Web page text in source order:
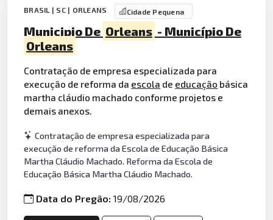
BRASIL | SC | ORLEANS Cidade Pequena
Municipio De Orleans - Município De
Orleans
Contratação de empresa especializada para
execução de reforma da escola de educação básica
martha cláudio machado conforme projetos e
demais anexos.
Contratação de empresa especializada para
execução de reforma da Escola de Educação Básica
Martha Cláudio Machado. Reforma da Escola de
Educação Básica Martha Cláudio Machado.
Data do Pregão:19/08/2026